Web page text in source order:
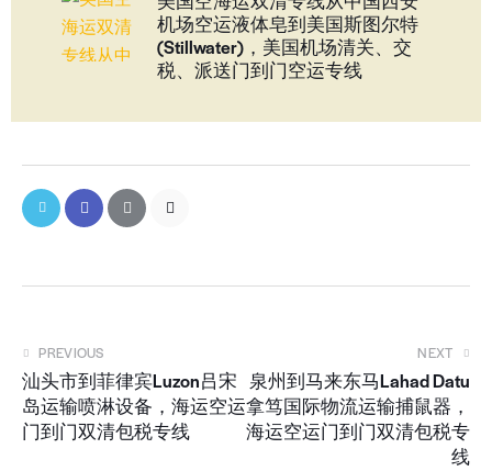
机场空运液体皂到美国斯图尔特
(Stillwater)，美国机场清关、交
税、派送门到门空运专线
PREVIOUS
汕头市到菲律宾Luzon吕宋
岛运输喷淋设备，海运空运
门到门双清包税专线
NEXT
泉州到马来东马Lahad Datu
拿笃国际物流运输捕鼠器，
海运空运门到门双清包税专
线